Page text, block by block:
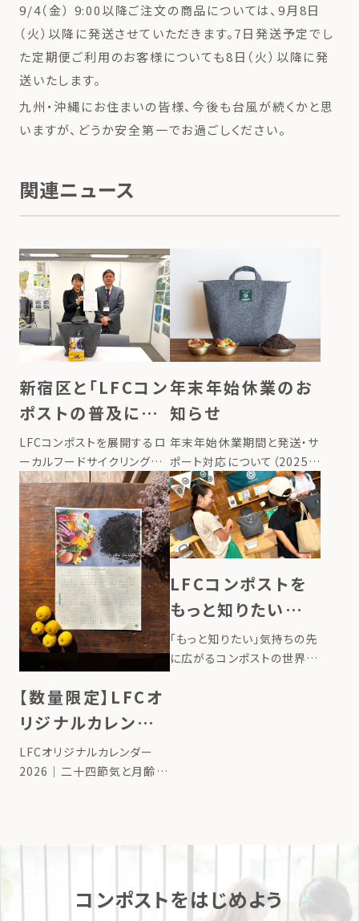
9/4（金） 9:00以降ご注文の商品については、9月8日
（火）以降に発送させていただきます。7日発送予定でし
た定期便ご利用のお客様についても8日（火）以降に発
送いたします。
九州・沖縄にお住まいの皆様、今後も台風が続くかと思
いますが、どうか安全第一でお過ごしください。
関連ニュース
新宿区と「LFCコン
ポストの普及によ
る食品ロス削減の
推進に関する覚書」
を締結
LFCコンポストを展開するロ
ーカルフードサイクリング株
式会社は、2025年12月、新
宿区と「LFCコンポストの普
及による食品ロス削減の推
進に関する覚書」を締結しま
した。 東京都新宿区には35
万人が暮らしており（2025年
[…]
年末年始休業のお
知らせ
年末年始休業期間と発送・サ
ポート対応について（2025–
2026） いつもLFCコンポスト
をご愛顧いただき、誠にあり
がとうございます。平素より
格別のお引き立てを賜り、心
より御礼申し上げます。 誠に
勝手ながら、ローカルフー
[…]
【数量限定】LFCオ
リジナルカレンダ
ー2026販売
LFCオリジナルカレンダー
2026｜二十四節気と月齢で
を一枚に カレンダーの仕様
2026年カレンダーの仕様
LFCコンポストを
もっと知りたい方
へ。アンバサダー講
座のご案内
「もっと知りたい」気持ちの先
に広がるコンポストの世界
コンポストをはじめよう